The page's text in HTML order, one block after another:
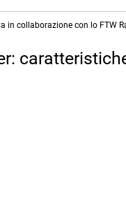
in collaborazione con lo FTW